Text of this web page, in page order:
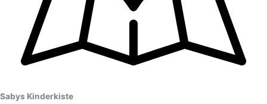
Sabys Kinderkiste